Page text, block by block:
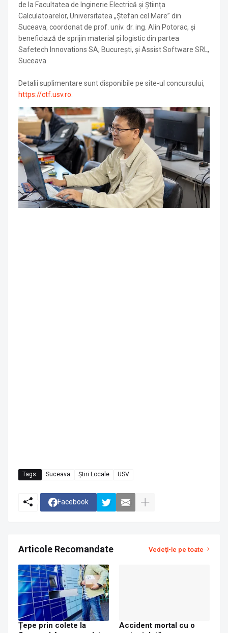
de la Facultatea de Inginerie Electrică și Știința
Calculatoarelor, Universitatea „Ștefan cel Mare” din
Suceava, coordonat de prof. univ. dr. ing. Alin Potorac, și
beneficiază de sprijin material și logistic din partea
Safetech Innovations SA, București, și Assist Software SRL,
Suceava.
Detalii suplimentare sunt disponibile pe site-ul concursului,
https://ctf.usv.ro
Tags: Suceava Știri Locale USV
Facebook
Articole Recomandate Vedeți-le pe toate
Țepe prin colete la
Accident mortal cu o